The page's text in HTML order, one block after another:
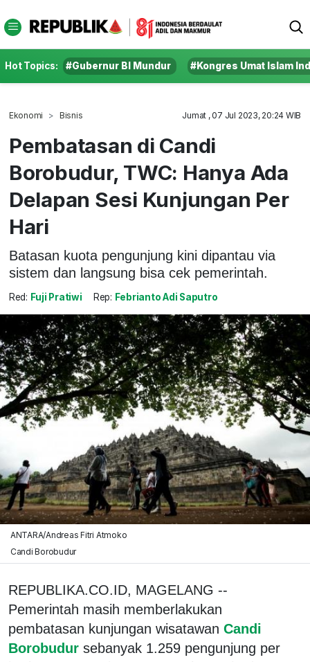
Hot Topics: #Gubernur BI Mundur #Kongres Umat Islam
Ekonomi Bisnis Jumat , 07 Jul 2023, 20:24 WIB
Pembatasan di Candi
Borobudur, TWC: Hanya Ada
Delapan Sesi Kunjungan Per
Hari
Batasan kuota pengunjung kini dipantau via
sistem dan langsung bisa cek pemerintah.
Red: Fuji Pratiwi Rep: Febrianto Adi Saputro
ANTARA/Andreas Fitri Atmoko
Candi Borobudur
REPUBLIKA.CO.ID, MAGELANG --
Pemerintah masih memberlakukan
pembatasan kunjungan wisatawan Candi
Borobudur sebanyak 1.259 pengunjung per